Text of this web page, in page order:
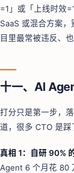
=1」或「上线时效
SaaS 或混合方案
目里最常被违反、
十一、AI
打分只是第一步，
道，很多 CTO 是踩
真相 1：自研 90%
Agent 6 个月花 80